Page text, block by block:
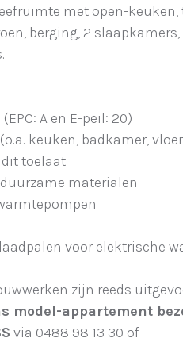
met open-keuken,
berging, 2
A en E-peil: 20)
keuken, badkamer,
toelaat
materialen
voor elektrische
zijn reeds
model-appartement
via 0488 98 13 30 of